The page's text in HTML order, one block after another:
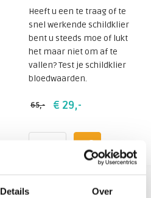
Details Over
Heeft u een te traag of te
snel werkende schildklier
bent u steeds moe of lukt
het maar niet om af te
vallen? Test je schildklier
bloedwaarden.
65,- € 29,-